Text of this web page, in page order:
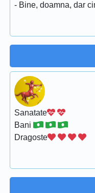
- Bine, doamna, dar
Sanatate
Bani
Dragoste